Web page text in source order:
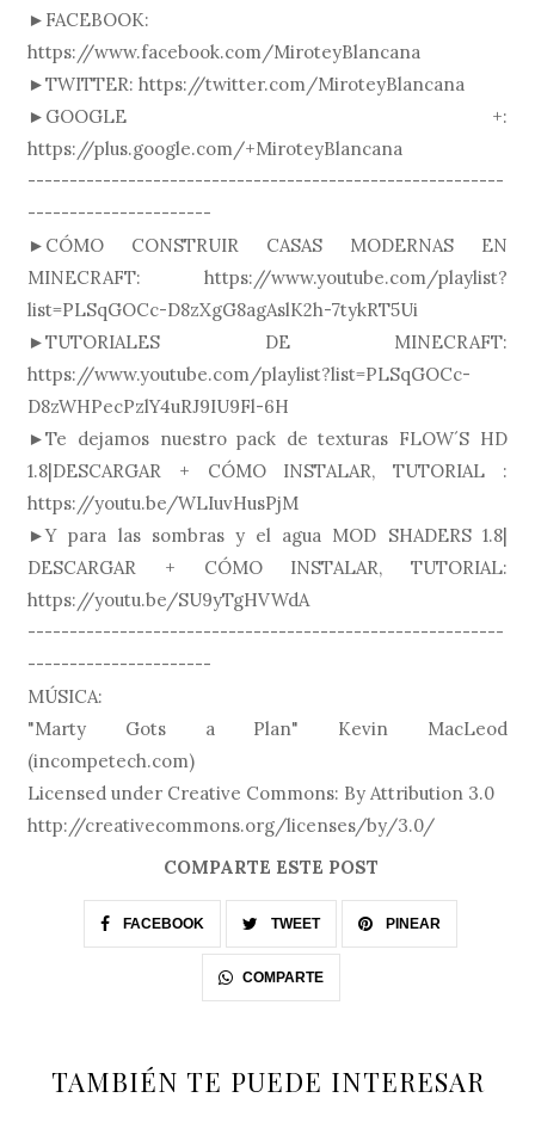
►FACEBOOK:
https://www.facebook.com/MiroteyBlancana
►TWITTER: https://twitter.com/MiroteyBlancana
►GOOGLE +:
https://plus.google.com/+MiroteyBlancana
---------------------------------------------------------
----------------------
►CÓMO CONSTRUIR CASAS MODERNAS EN
MINECRAFT: https://www.youtube.com/playlist?
list=PLSqGOCc-D8zXgG8agAslK2h-7tykRT5Ui
►TUTORIALES DE MINECRAFT:
https://www.youtube.com/playlist?list=PLSqGOCc-
D8zWHPecPzlY4uRJ9IU9Fl-6H
►Te dejamos nuestro pack de texturas FLOW´S HD
1.8|DESCARGAR + CÓMO INSTALAR, TUTORIAL :
https://youtu.be/WLIuvHusPjM
►Y para las sombras y el agua MOD SHADERS 1.8|
DESCARGAR + CÓMO INSTALAR, TUTORIAL:
https://youtu.be/SU9yTgHVWdA
---------------------------------------------------------
----------------------
MÚSICA:
"Marty Gots a Plan" Kevin MacLeod
(incompetech.com)
Licensed under Creative Commons: By Attribution 3.0
http://creativecommons.org/licenses/by/3.0/
COMPARTE ESTE POST
FACEBOOK TWEET PINEAR
COMPARTE
TAMBIÉN TE PUEDE INTERESAR